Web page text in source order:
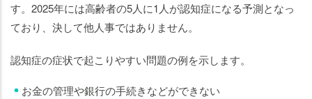
す。2025年には高齢者の5人に1人が認知症になる予測となっ
ており、決して他人事ではありません。
認知症の症状で起こりやすい問題の例を示します。
お金の管理や銀行の手続きなどができない